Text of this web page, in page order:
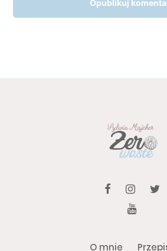
O mnie